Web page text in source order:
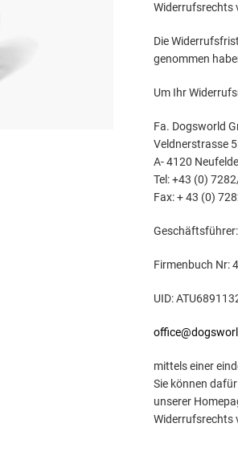
Widerrufsrechts
Die
genommen
Um Ihr
Fa. Dogsworld
Veldnerstrasse
A- 4120
Tel: +43 (0)
Fax: + 43 (0)
Firmenbuch Nr:
UID:
mittels einer
Sie können
unserer
Widerrufsrechts